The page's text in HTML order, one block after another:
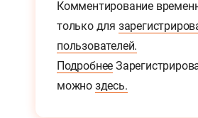
Комментирование
только для
пользователей.
Подробнее
можно здесь.